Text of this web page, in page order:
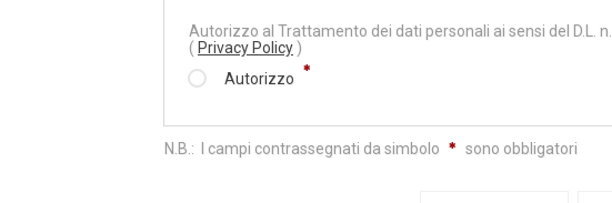
Autorizzo al Trattamento dei dati personali ai sensi del D.L.
( Privacy Policy )
Autorizzo
N.B.: I campi contrassegnati da simbolo sono obbligatori